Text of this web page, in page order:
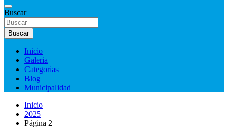
Buscar
Buscar
Inicio
Galeria
Categorias
Blog
Municipalidad
Inicio
2025
Página 2